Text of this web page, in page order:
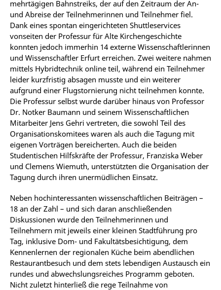
mehrtägigen Bahnstreiks, der auf den Zeitraum der An-
und Abreise der Teilnehmerinnen und Teilnehmer fiel.
Dank eines spontan eingerichteten Shuttleservices
vonseiten der Professur für Alte Kirchengeschichte
konnten jedoch immerhin 14 externe Wissenschaftlerinnen
und Wissenschaftler Erfurt erreichen. Zwei weitere nahmen
mittels Hybridtechnik online teil, während ein Teilnehmer
leider kurzfristig absagen musste und ein weiterer
aufgrund einer Flugstornierung nicht teilnehmen konnte.
Die Professur selbst wurde darüber hinaus von Professor
Dr. Notker Baumann und seinem Wissenschaftlichen
Mitarbeiter Jens Gehri vertreten, die sowohl Teil des
Organisationskomitees waren als auch die Tagung mit
eigenen Vorträgen bereicherten. Auch die beiden
Studentischen Hilfskräfte der Professur, Franziska Weber
und Clemens Wiemuth, unterstützten die Organisation der
Tagung durch ihren unermüdlichen Einsatz.
Neben hochinteressanten wissenschaftlichen Beiträgen –
18 an der Zahl – und sich daran anschließenden
Diskussionen wurde den Teilnehmerinnen und
Teilnehmern mit jeweils einer kleinen Stadtführung pro
Tag, inklusive Dom- und Fakultätsbesichtigung, dem
Kennenlernen der regionalen Küche beim abendlichen
Restaurantbesuch und dem stets lebendigen Austausch ein
rundes und abwechslungsreiches Programm geboten.
Nicht zuletzt hinterließ die rege Teilnahme von